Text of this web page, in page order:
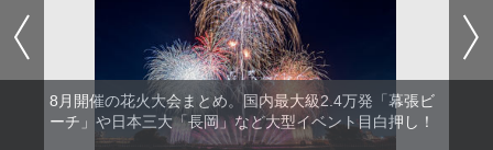
8月開催の花火大会まとめ。国内最大級2.4万発「幕張ビ
ーチ」や日本三大「長岡」など大型イベント目白押し！